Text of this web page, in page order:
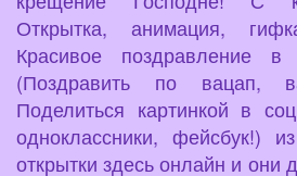
Открытка, анимация,
Красивое поздравление
(Поздравить по вацап,
Поделиться картинкой в
одноклассники, фейсбук!)
открытки здесь онлайн и